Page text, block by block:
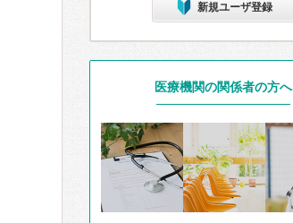
新規ユーザ登録
医療機関の関係者の方へ